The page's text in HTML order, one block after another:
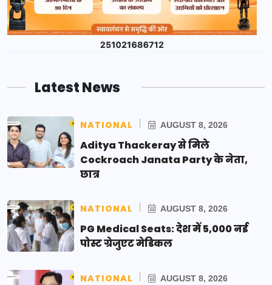
Latest News
NATIONAL AUGUST 8, 2026
Aditya Thackeray से मिले
Cockroach Janata Party के नेता,
छात्र
NATIONAL AUGUST 8, 2026
PG Medical Seats: देश में 5,000 नई
पोस्ट ग्रेजुएट मेडिकल
NATIONAL AUGUST 8, 2026